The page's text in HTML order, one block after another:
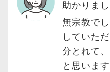
助かりまし
無宗教で
していた
分とれて
と思いま